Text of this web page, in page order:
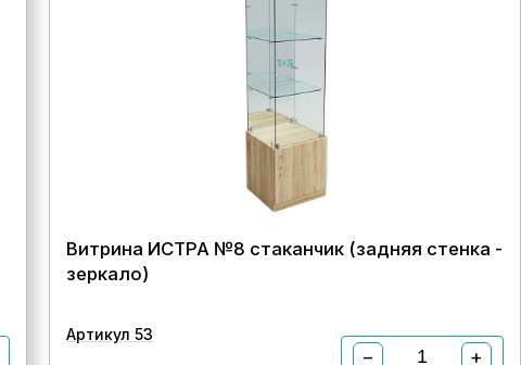
Витрина ИСТРА №8 стаканчик (задняя стенка -
зеркало)
Артикул 53
− +